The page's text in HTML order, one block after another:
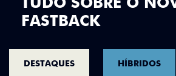
FASTBACK
DESTAQUES HÍBRIDOS